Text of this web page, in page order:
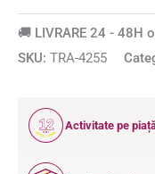
🚚 LIVRARE 24 - 48H
SKU: TRA-4255
12
ANI
Activitate pe